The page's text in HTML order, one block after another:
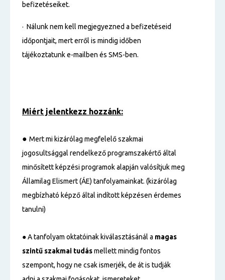
befizetéseiket.
· Nálunk nem kell megjegyezned a befizetéseid
időpontjait, mert erről is mindig időben
tájékoztatunk e-mailben és SMS-ben.
Miért jelentkezz hozzánk:
● Mert mi kizárólag megfelelő szakmai
jogosultsággal rendelkező programszakértő által
minősített képzési programok alapján valósítjuk meg
Államilag Elismert (ÁE) tanfolyamainkat. (kizárólag
megbízható képző által indított képzésen érdemes
tanulni)
● A tanfolyam oktatóinak kiválasztásánál a magas
szintű szakmai tudásmellett mindig fontos
szempont, hogy ne csak ismerjék, de át is tudják